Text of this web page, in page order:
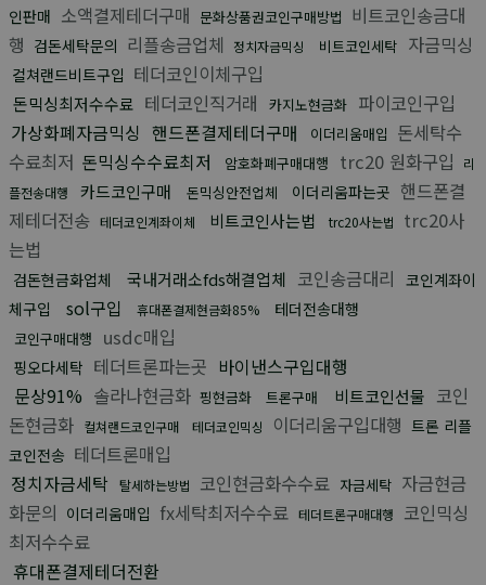
인판매 소액결제테더구매 문화상품권코인구매방법 비트코인송금대
행 검돈세탁문의 리플송금업체 정치자금믹싱 비트코인세탁 자금믹싱
컬쳐랜드비트구입 테더코인이체구입
돈믹싱최저수수료 테더코인직거래 카지노현금화 파이코인구입
가상화폐자금믹싱 핸드폰결제테더구매 이더리움매입 돈세탁수
수료최저 돈믹싱수수료최저 암호화폐구매대행 trc20 원화구입
리
플전송대행
카드코인구매 돈믹싱안전업체 이더리움파는곳 핸드폰결
제테더전송 테더코인계좌이체 비트코인사는법 trc20사는법
trc20사
는법
검돈현금화업체 국내거래소fds해결업체 코인송금대리 코인계좌이
체구입
sol구입 휴대폰결제현금화85% 테더전송대행
코인구매대행 usdc매입
핑오다세탁 테더트론파는곳 바이낸스구입대행
문상91% 솔라나현금화 핑현금화 트론구매 비트코인선물 코인
돈현금화 컬쳐랜드코인구매 테더코인믹싱 이더리움구입대행 트론 리플
코인전송 테더트론매입
정치자금세탁
탈세하는방법 코인현금화수수료 자금세탁 자금현금
화문의 이더리움매입 fx세탁최저수수료 테더트론구매대행
코인믹싱
최저수수료
휴대폰결제테더전환